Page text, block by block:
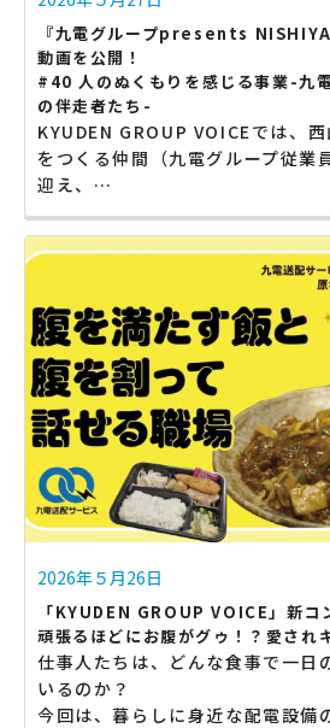
『九電グループpresents
動画を公開！
#40 人のぬくもりを感じる事業-九
の伴走者たち-
KYUDEN GROUP VOICEでは、
をつくる仲間（九電グループ従業
迎え、…
2026年５月26日
「KYUDEN GROUP VOICE」新コ
頑張るほどにお腹がグゥ！？愛され
仕事人たちは、どんな食事で一日
いるのか？
今回は、暮らしに身近な配電設備